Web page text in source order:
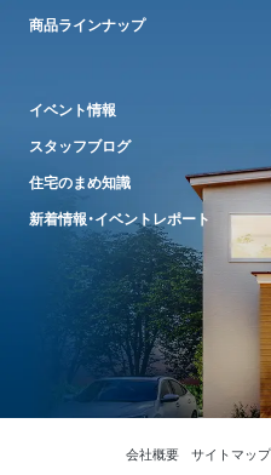
商品ラインナップ
イベント情報
スタッフブログ
住宅のまめ知識
新着情報・イベントレポート
会社概要 サイトマップ